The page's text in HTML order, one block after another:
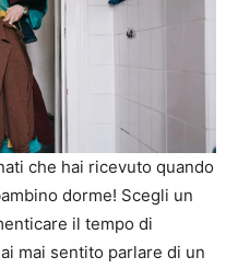
che hai ricevuto quando
dorme! Scegli un
il tempo di
mai sentito parlare di un